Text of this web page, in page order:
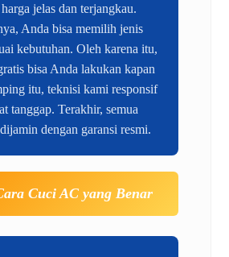
jelas dan terjangkau.
Anda bisa memilih jenis
kebutuhan. Oleh karena itu,
bisa Anda lakukan kapan
itu, teknisi kami responsif
tanggap. Terakhir, semua
dengan garansi resmi.
Cuci AC yang Benar